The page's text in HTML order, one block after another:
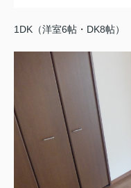
1DK（洋室6帖・DK8帖）